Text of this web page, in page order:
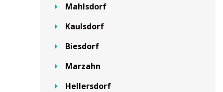
Mahlsdorf
Kaulsdorf
Biesdorf
Marzahn
Hellersdorf